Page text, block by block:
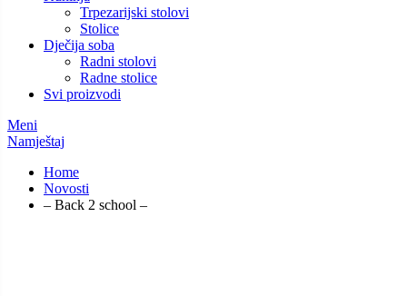
Trpezarijski stolovi
Stolice
Dječija soba
Radni stolovi
Radne stolice
Svi proizvodi
Meni
Namještaj
Home
Novosti
– Back 2 school –